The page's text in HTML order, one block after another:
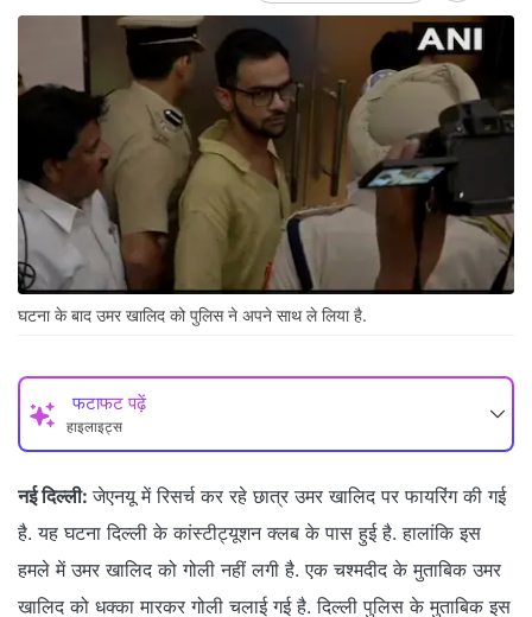
घटना के बाद उमर खालिद को पुलिस ने अपने साथ ले लिया है.
फटाफट पढ़ें
हाइलाइट्स
नई दिल्ली: जेएनयू में रिसर्च कर रहे छात्र उमर खालिद पर फायरिंग की गई
है. यह घटना दिल्ली के कांस्टीट्यूशन क्लब के पास हुई है. हालांकि इस
हमले में उमर खालिद को गोली नहीं लगी है. एक चश्मदीद के मुताबिक उमर
खालिद को धक्का मारकर गोली चलाई गई है. दिल्ली पुलिस के मुताबिक इस